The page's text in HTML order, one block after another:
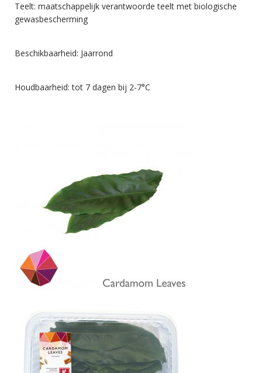
Teelt: maatschappelijk verantwoorde teelt met biologische
gewasbescherming
Beschikbaarheid: Jaarrond
Houdbaarheid: tot 7 dagen bij 2-7°C